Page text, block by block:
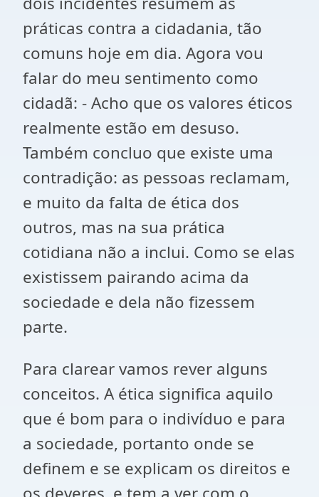
práticas contra a cidadania, tão
comuns hoje em dia. Agora vou
falar do meu sentimento como
cidadã: - Acho que os valores éticos
realmente estão em desuso.
Também concluo que existe uma
contradição: as pessoas reclamam,
e muito da falta de ética dos
outros, mas na sua prática
cotidiana não a inclui. Como se elas
existissem pairando acima da
sociedade e dela não fizessem
parte.
Para clarear vamos rever alguns
conceitos. A ética significa aquilo
que é bom para o indivíduo e para
a sociedade, portanto onde se
definem e se explicam os direitos e